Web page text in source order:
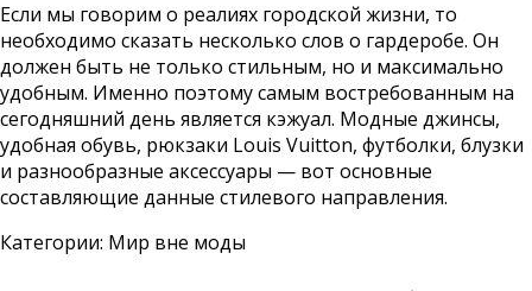
Если мы говорим о реалиях городской жизни, то
необходимо сказать несколько слов о гардеробе. Он
должен быть не только стильным, но и максимально
удобным. Именно поэтому самым востребованным на
сегодняшний день является кэжуал. Модные джинсы,
удобная обувь, рюкзаки Louis Vuitton, футболки, блузки
и разнообразные аксессуары — вот основные
составляющие данные стилевого направления.
Категории: Мир вне моды